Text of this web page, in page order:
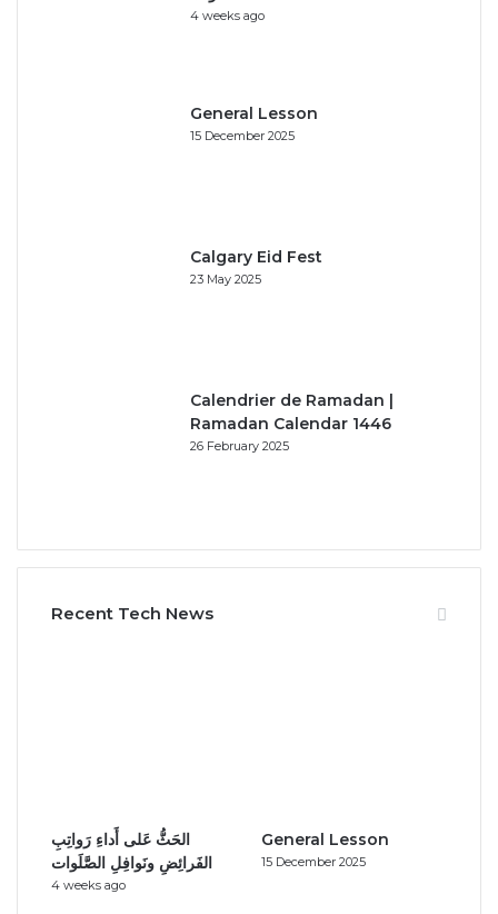
4 weeks ago
General Lesson
15 December 2025
Calgary Eid Fest
23 May 2025
Calendrier de Ramadan |
Ramadan Calendar 1446
26 February 2025
Recent Tech News
الحَثُّ عَلى أَداءِ رَواتِبِ
الفَرائِضِ ونَوافِلِ الصَّلَوات
4 weeks ago
General Lesson
15 December 2025